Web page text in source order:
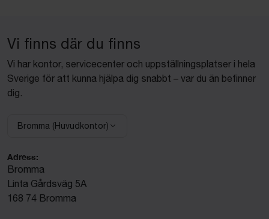
Vi finns där du finns
Vi har kontor, servicecenter och uppställningsplatser i hela
Sverige för att kunna hjälpa dig snabbt – var du än befinner
dig.
Välj anläggning:
Bromma (Huvudkontor)
Adress:
Bromma
Linta Gårdsväg 5A
168 74 Bromma